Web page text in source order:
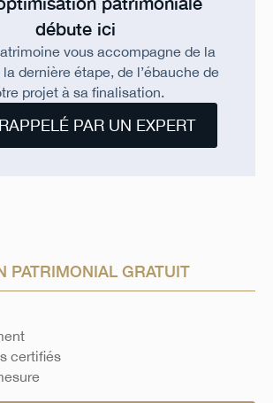
débute ici
vous accompagne de la
dernière étape, de l’ébauche de
projet à sa finalisation.
PAR UN EXPERT
PATRIMONIAL GRATUIT
certifiés